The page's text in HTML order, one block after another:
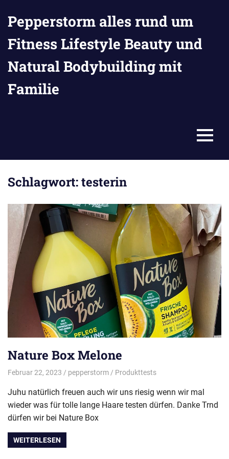
Inhalt
springen
Pepperstorm alles rund um
Fitness Lifestyle Beauty und
Natural Bodybuilding mit
Familie
MENU
Schlagwort:testerin
Nature Box Melone
Februar 22, 2023 pepperstorm Produkttests
Juhu natürlich freuen auch wir uns riesig wenn wir mal
wieder was für tolle lange Haare testen dürfen. Danke Trnd
dürfen wir bei Nature Box
WEITERLESEN